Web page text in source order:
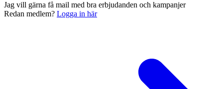
Jag vill gärna få mail med bra erbjudanden och kampanjer
Redan medlem? Logga in här